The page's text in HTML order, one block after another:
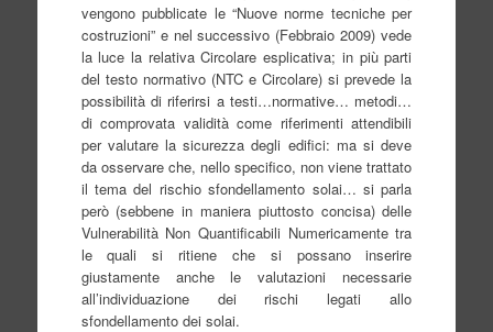
vengono pubblicate le “Nuove norme tecniche per
costruzioni” e nel successivo (Febbraio 2009) vede
la luce la relativa Circolare esplicativa; in più parti
del testo normativo (NTC e Circolare) si prevede la
possibilità di riferirsi a testi…normative… metodi…
di comprovata validità come riferimenti attendibili
per valutare la sicurezza degli edifici: ma si deve
da osservare che, nello specifico, non viene trattato
il tema del rischio sfondellamento solai… si parla
però (sebbene in maniera piuttosto concisa) delle
Vulnerabilità Non Quantificabili Numericamente tra
le quali si ritiene che si possano inserire
giustamente anche le valutazioni necessarie
all’individuazione dei rischi legati allo
sfondellamento dei solai.